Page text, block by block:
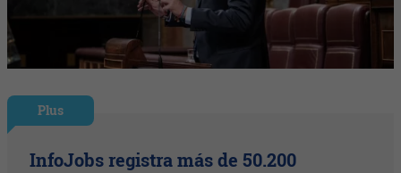
Plus
InfoJobs registra más de 50.200